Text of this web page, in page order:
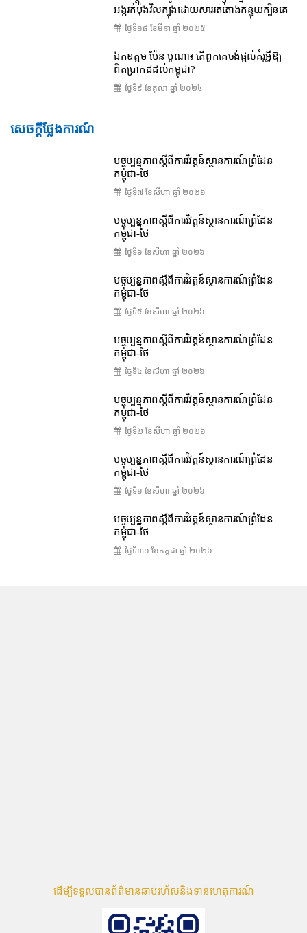
អង្ករកំប៉ុងវិលក្បុងដោយសាររត់តោងកន្ទុយក្បិនគេ
ថ្ងៃទី១៨ ខែ​មីនា ឆ្នាំ ២០២៥
ឯកឧត្តម ប៉ែន បូណា៖ តើពួកគេចង់ផ្តល់គំរូអ្វីឱ្យ
ពិតប្រាកដដល់កម្ពុជា?
ថ្ងៃទី៩ ខែ​តុលា ឆ្នាំ ២០២៤
សេចក្តីថ្លែងការណ៍
បច្ចុប្បន្នភាពស្ដីពីការវិវត្តន៍ស្ថានការណ៍ព្រំដែន
កម្ពុជា-ថៃ
ថ្ងៃទី៧ ខែ​សីហា ឆ្នាំ ២០២៦
បច្ចុប្បន្នភាពស្ដីពីការវិវត្តន៍ស្ថានការណ៍ព្រំដែន
កម្ពុជា-ថៃ
ថ្ងៃទី៦ ខែ​សីហា ឆ្នាំ ២០២៦
បច្ចុប្បន្នភាពស្ដីពីការវិវត្តន៍ស្ថានការណ៍ព្រំដែន
កម្ពុជា-ថៃ
ថ្ងៃទី៥ ខែ​សីហា ឆ្នាំ ២០២៦
បច្ចុប្បន្នភាពស្ដីពីការវិវត្តន៍ស្ថានការណ៍ព្រំដែន
កម្ពុជា-ថៃ
ថ្ងៃទី៤ ខែ​សីហា ឆ្នាំ ២០២៦
បច្ចុប្បន្នភាពស្ដីពីការវិវត្តន៍ស្ថានការណ៍ព្រំដែន
កម្ពុជា-ថៃ
ថ្ងៃទី២ ខែ​សីហា ឆ្នាំ ២០២៦
បច្ចុប្បន្នភាពស្ដីពីការវិវត្តន៍ស្ថានការណ៍ព្រំដែន
កម្ពុជា-ថៃ
ថ្ងៃទី១ ខែ​សីហា ឆ្នាំ ២០២៦
បច្ចុប្បន្នភាពស្ដីពីការវិវត្តន៍ស្ថានការណ៍ព្រំដែន
កម្ពុជា-ថៃ
ថ្ងៃទី៣១ ខែ​កក្កដា ឆ្នាំ ២០២៦
ដើម្បីទទួលបានព័ត៌មានឆាប់រហ័សនិងទាន់ហេតុការណ៍